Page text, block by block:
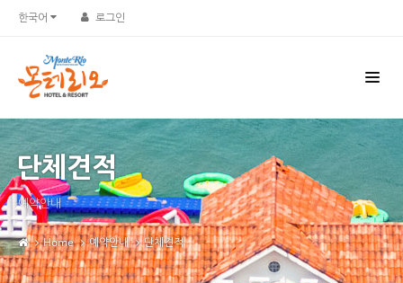
한국어 로그인
단체견적
예약안내
Home 예약안내 단체견적
Sketchbook5, 스케치북5